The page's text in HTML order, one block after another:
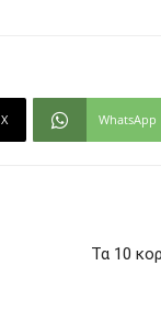
X WhatsApp
Τα 10